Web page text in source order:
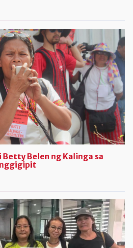
Belen ng Kalinga sa